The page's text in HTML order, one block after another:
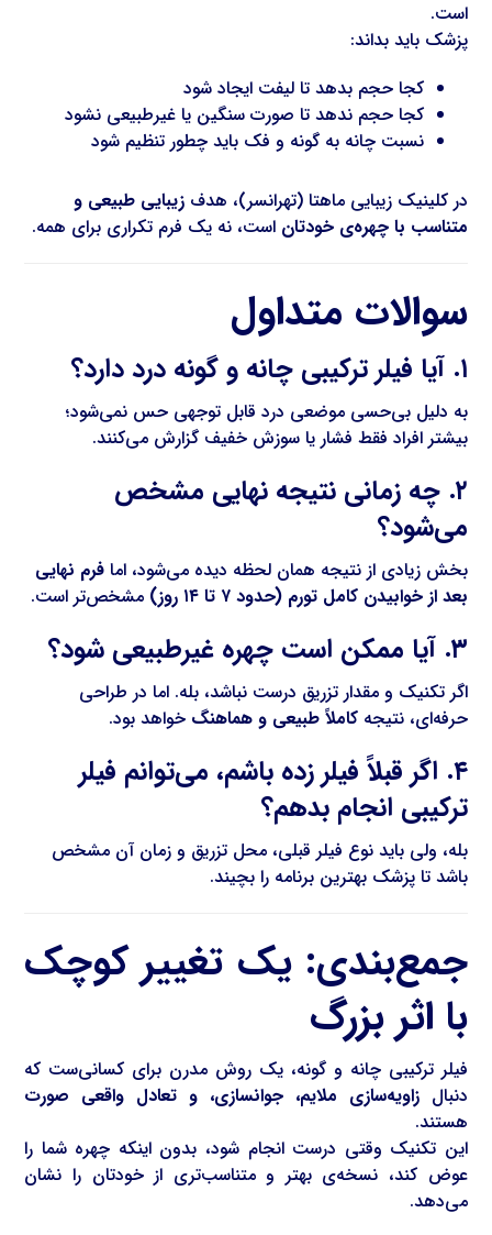
است.
پزشک باید بداند:
کجا حجم بدهد تا لیفت ایجاد شود
کجا حجم ندهد تا صورت سنگین یا غیرطبیعی نشود
نسبت چانه به گونه و فک باید چطور تنظیم شود
در کلینیک زیبایی ماهتا (تهرانسر)، هدفزیبایی طبیعی و
متناسب با چهره‌ی خودتان است، نه یک فرم تکراری برای همه.
سوالات متداول
۱. آیا فیلر ترکیبی چانه و گونه درد دارد؟
به دلیل بی‌حسی موضعی درد قابل توجهی حس نمی‌شود؛
بیشتر افراد فقط فشار یا سوزش خفیف گزارش می‌کنند.
۲. چه زمانی نتیجه نهایی مشخص
می‌شود؟
بخش زیادی از نتیجه همان لحظه دیده می‌شود، امافرم نهایی
بعد از خوابیدن کامل تورم (حدود ۷ تا ۱۴ روز)
مشخص‌تر است.
۳. آیا ممکن است چهره غیرطبیعی شود؟
اگر تکنیک و مقدار تزریق درست نباشد، بله. اما در طراحی
حرفه‌ای، نتیجهکاملاً طبیعی و هماهنگ خواهد بود.
۴. اگر قبلاً فیلر زده باشم، می‌توانم فیلر
ترکیبی انجام بدهم؟
بله، ولی باید نوع فیلر قبلی، محل تزریق و زمان آن مشخص
باشد تا پزشک بهترین برنامه را بچیند.
جمع‌بندی: یک تغییر کوچک
با اثر بزرگ
فیلر ترکیبی چانه و گونه، یک روش مدرن برای کسانی‌ست که
دنبالزاویه‌سازی ملایم، جوانسازی، و تعادل واقعی صورت
هستند.
این تکنیک وقتی درست انجام شود، بدون اینکه چهره شما را
عوض کند، نسخه‌ی بهتر و متناسب‌تری از خودتان را نشان
می‌دهد.